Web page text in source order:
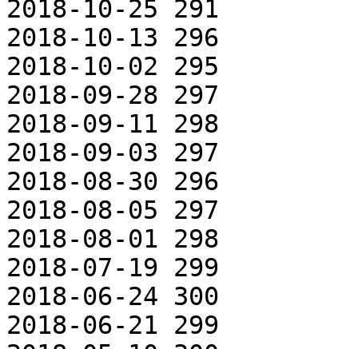
2018-10-25 291
2018-10-13 296
2018-10-02 295
2018-09-28 297
2018-09-11 298
2018-09-03 297
2018-08-30 296
2018-08-05 297
2018-08-01 298
2018-07-19 299
2018-06-24 300
2018-06-21 299